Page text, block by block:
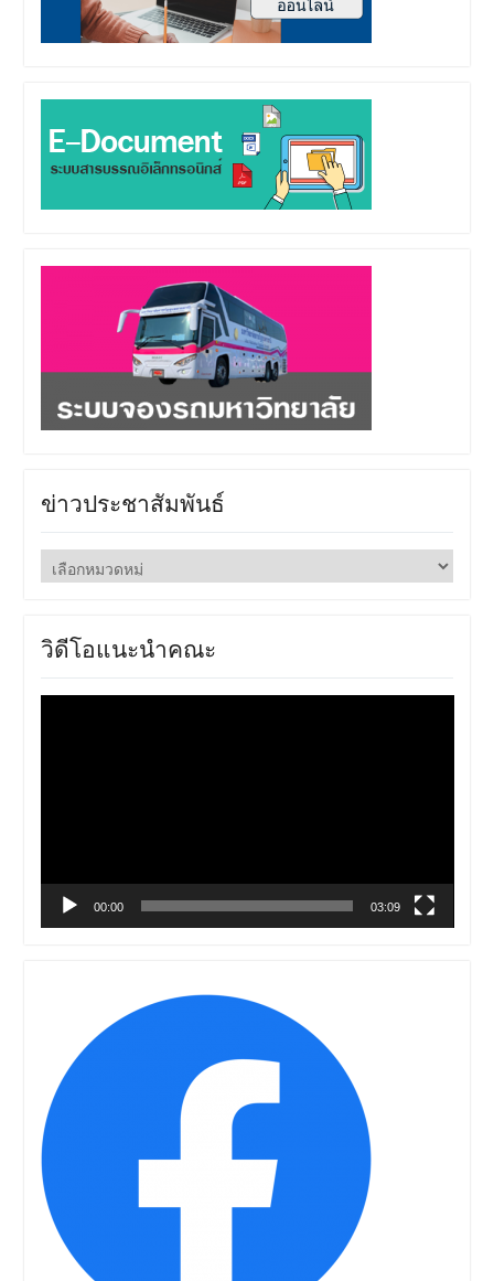
ข่าวประชาสัมพันธ์
ข่าว
ประชาสัมพันธ์
วิดีโอแนะนำคณะ
00:00 03:09